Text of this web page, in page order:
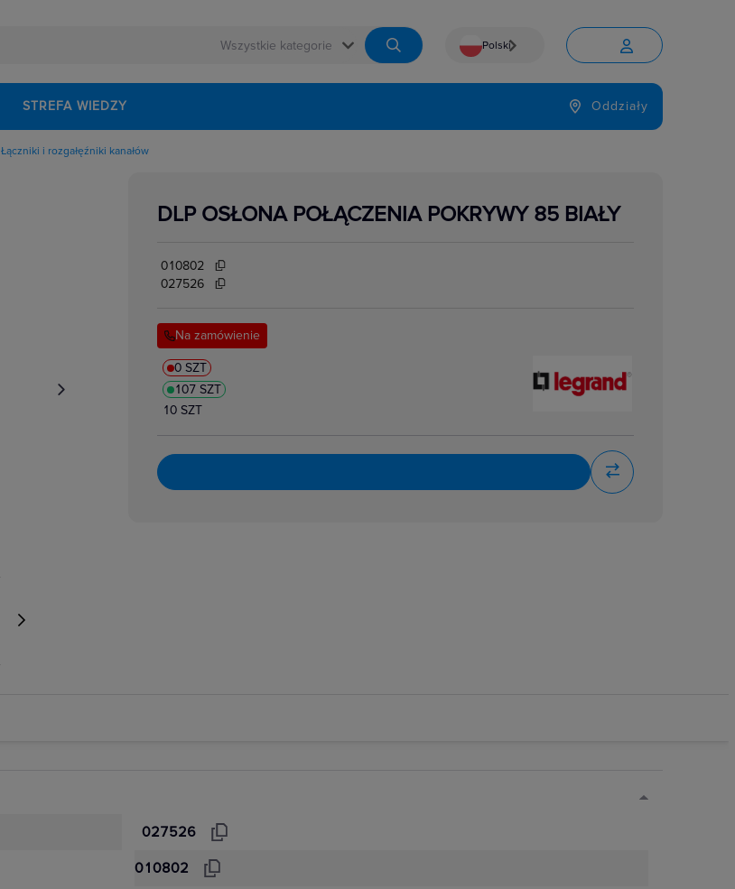
 Polski
Język

STREFA WIEDZY Oddziały
Łączniki i rozgałęźniki kanałów
DLP OSŁONA POŁĄCZENIA POKRYWY 85 BIAŁY
010802
027526
Na zamówienie
0 SZT
107 SZT
10 SZT
027526
010802